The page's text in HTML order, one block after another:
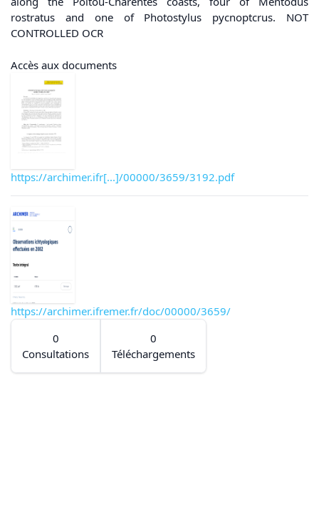
rostratus and one of Photostylus pycnoptcrus. NOT
CONTROLLED OCR
Accès aux documents
https://archimer.ifr[...]/00000/3659/3192.pdf
https://archimer.ifremer.fr/doc/00000/3659/
0
Consultations
0
Téléchargements